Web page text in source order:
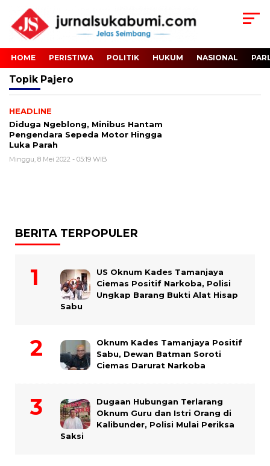
HOME PERISTIWA POLITIK HUKUM NASIONAL
Topik Pajero
HEADLINE
Diduga Ngeblong, Minibus Hantam
Pengendara Sepeda Motor Hingga
Luka Parah
Minggu, 8 Mei 2022 - 05:19 WIB
BERITA TERPOPULER
US Oknum Kades Tamanjaya
Ciemas Positif Narkoba, Polisi
Ungkap Barang Bukti Alat Hisap
Sabu
Oknum Kades Tamanjaya Positif
Sabu, Dewan Batman Soroti
Ciemas Darurat Narkoba
Dugaan Hubungan Terlarang
Oknum Guru dan Istri Orang di
Kalibunder, Polisi Mulai Periksa
Saksi